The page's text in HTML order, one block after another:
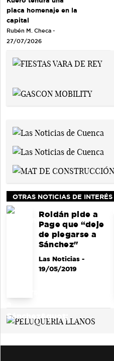
placa homenaje en la
capital
Rubén M. Checa -
27/07/2026
OTRAS NOTICIAS DE INTERÉS
Roldán pide a
Page que “deje
de plegarse a
Sánchez"
Las Noticias-
19/05/2019